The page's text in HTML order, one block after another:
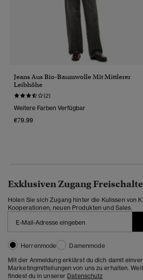
Jeans Aus Bio-Baumwolle Mit Mittlerer
Leibhöhe
(2)
Weitere Farben Verfügbar
€79.99
Exklusiven Zugang
Holen Sie sich Zugang hinter die Kulissen von
Kooperationen, neuen Produkten und Sales.
Herrenmode
Damenmode
Mit der Anmeldung erklärst du dich damit
Marketingmitteilungen von uns zu erhalten.
findest du in unserer Datenschutz